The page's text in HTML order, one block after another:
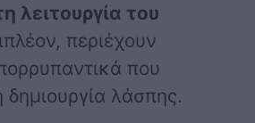
λειτουργία του
περιέχουν
που
δημιουργία λάσπης.